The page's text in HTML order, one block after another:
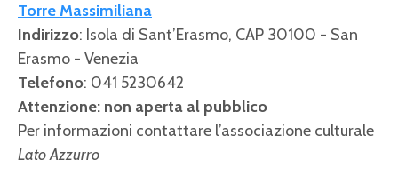
Torre Massimiliana
Indirizzo: Isola di Sant’Erasmo, CAP 30100 - San
Erasmo - Venezia
Telefono: 041 5230642
Attenzione: non aperta al pubblico
Per informazioni contattare l’associazione culturale
Lato Azzurro